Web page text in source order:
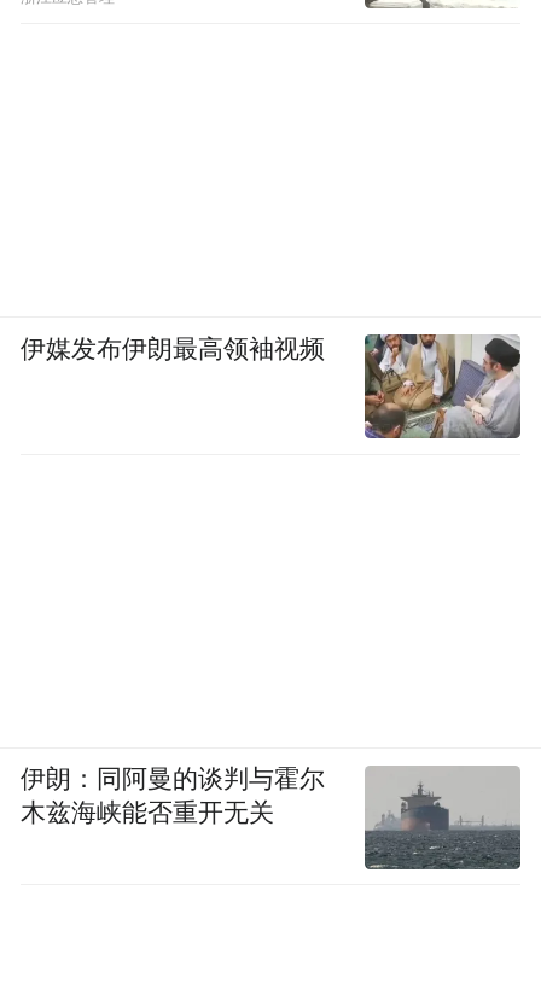
伊媒发布伊朗最高领袖视频
伊朗：同阿曼的谈判与霍尔
木兹海峡能否重开无关